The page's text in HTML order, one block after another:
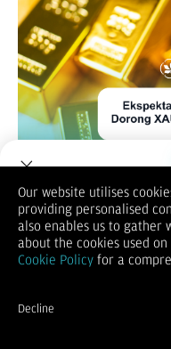
XAUUSD
Ekspektasi The Fed
yang persisten, meredam
yang lebih berisiko. Ini
sekitar pasar ekuitas dan
juga memilih menunggu
sebelum menempatkan
demikian, latar belakang
Trade
Our website utilises
providing personalised
also enables us to gather
about the cookies used
Cookie Policy for a
Decline